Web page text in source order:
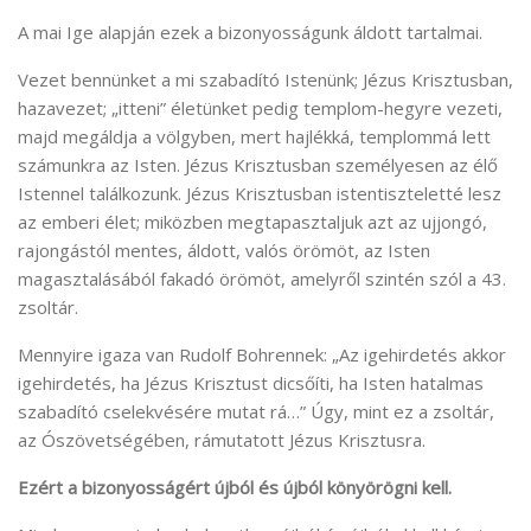
A mai Ige alapján ezek a bizonyosságunk áldott tartalmai.
Vezet bennünket a mi szabadító Istenünk; Jézus Krisztusban,
hazavezet; „itteni” életünket pedig templom-hegyre vezeti,
majd megáldja a völgyben, mert hajlékká, templommá lett
számunkra az Isten. Jézus Krisztusban személyesen az élő
Istennel találkozunk. Jézus Krisztusban istentiszteletté lesz
az emberi élet; miközben megtapasztaljuk azt az ujjongó,
rajongástól mentes, áldott, valós örömöt, az Isten
magasztalásából fakadó örömöt, amelyről szintén szól a 43.
zsoltár.
Mennyire igaza van Rudolf Bohrennek: „Az igehirdetés akkor
igehirdetés, ha Jézus Krisztust dicsőíti, ha Isten hatalmas
szabadító cselekvésére mutat rá…” Úgy, mint ez a zsoltár,
az Ószövetségében, rámutatott Jézus Krisztusra.
Ezért a bizonyosságért újból és újból könyörögni kell.